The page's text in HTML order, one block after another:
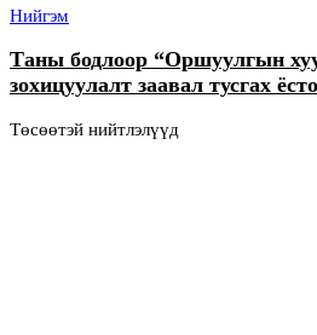
Нийгэм
Таны бодлоор “Оршуулгын
зохицуулалт заавал тусгах
Төсөөтэй нийтлэлүүд